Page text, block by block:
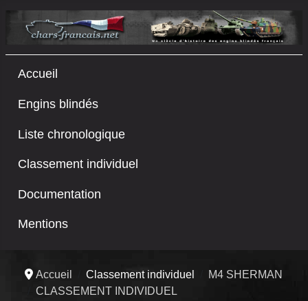
Accueil
Engins blindés
Liste chronologique
Classement individuel
Documentation
Mentions
Accueil Classement individuel
M4 SHERMAN
CLASSEMENT INDIVIDUEL